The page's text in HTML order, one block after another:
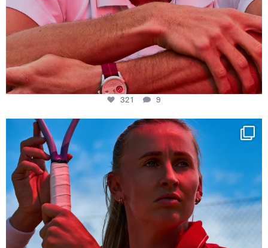
321 9
Determination, elegance and Swiss precision —
442
14